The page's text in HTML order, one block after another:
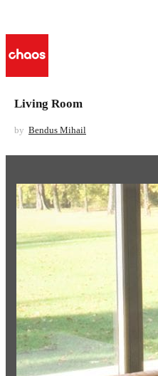
Living Room
by Bendus Mihail